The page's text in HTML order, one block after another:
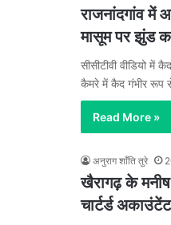
राजनांदगांव में
मासूम पर झुंड
सीसीटीवी वीडियो में
कैमरे में कैद गंभीर रूप
Read More »
अनुराग शाँति तुरे
खैरागढ़ के मनीष
चार्टर्ड